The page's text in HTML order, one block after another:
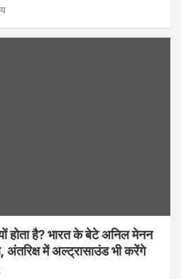
होता है? भारत के बेटे अनिल मेनन
में अल्ट्रासाउंड भी करेंगे